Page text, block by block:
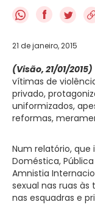
f
21 de janeiro, 2015
(Visão, 21/01/2015)
vítimas de
privado,
uniformizados,
reformas,
Num relatório, que
Doméstica,
Amnistia
sexual nas ruas
nas esquadras e